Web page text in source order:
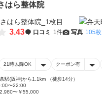
ら整体院
3.43 口コミ 1件 写真 105枚
21時以降OK クーポン有
駅(阪神)から1.1km （徒歩14分）
〜22:00
〜￥55,000